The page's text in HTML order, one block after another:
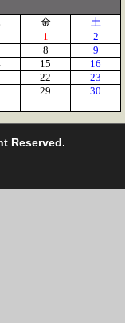
金
土
1
2
8
9
15
16
22
23
29
30
Reserved.